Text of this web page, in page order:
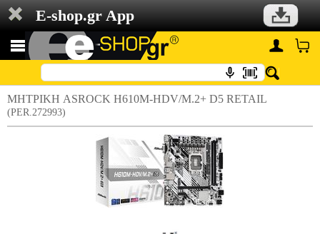
E-shop.gr App
ΜΗΤΡΙΚΗ ASROCK H610M-HDV/M.2+ D5 RETAIL
(PER.272993)